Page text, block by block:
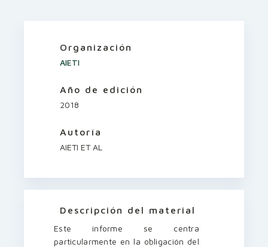
Organización
AIETI
Año de edición
2018
Autoría
AIETI ET AL
Descripción del material
Este informe se centra
particularmente en la obligación del